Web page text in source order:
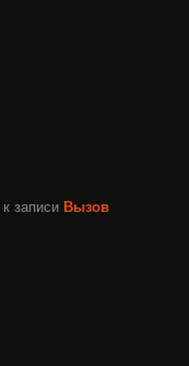
к записиВызов